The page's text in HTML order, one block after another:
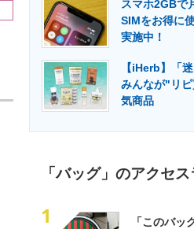
スマホ2GBで
SIMをお得に
実施中！
【iHerb】「
みんなが"リ
気商品
「バッグ」のアクセ
1
「このバッ